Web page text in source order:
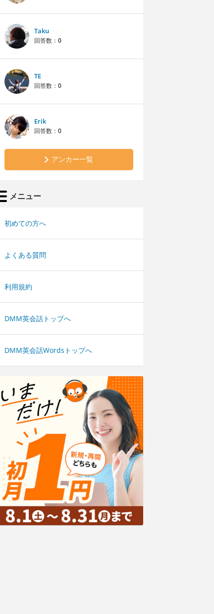
Taku
回答数： 0
TE
回答数： 0
Erik
回答数： 0
アンカー一覧
メニュー
初めての方へ
よくある質問
利用規約
DMM英会話トップへ
DMM英会話Wordsトップへ